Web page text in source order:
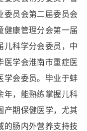
委员会第二届委员会
健康管理分会第一届
儿科学分会委员，中
医学会淮南市重症医
学会委员。毕业于蚌
年，能熟练掌握儿科
产期保健医学，尤其
的肠内外营养支持技